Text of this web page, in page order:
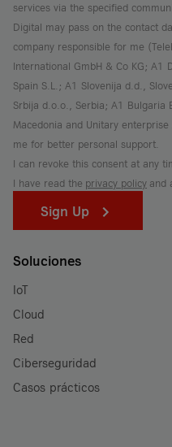
services via the specified
Digital may pass on the contact
company responsible for me
International GmbH & Co KG; A1
Spain S.L.; A1 Slovenija d.d.,
Srbija d.o.o., Serbia; A1 Bulgaria
Macedonia and Unitary
me for better personal support.
I can revoke this consent at any
I have read the privacy policy and
Sign Up
Soluciones
IoT
Cloud
Red
Ciberseguridad
Casos prácticos